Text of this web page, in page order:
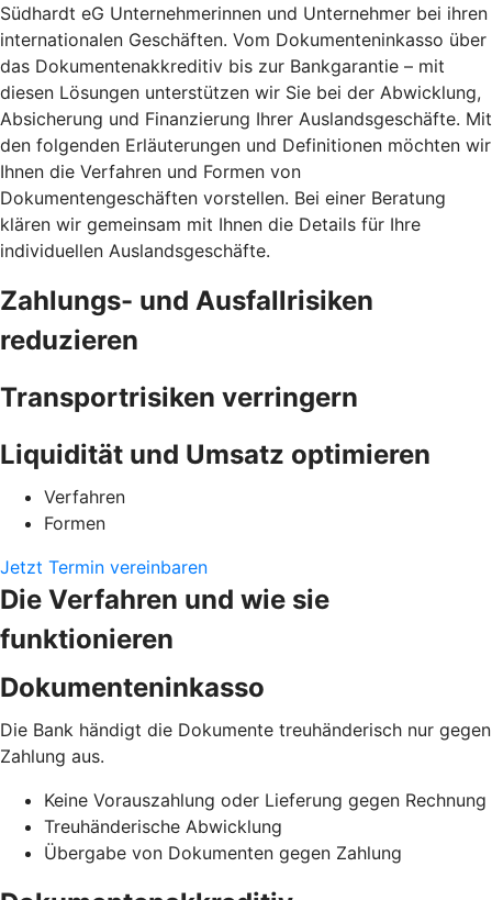
Südhardt eG Unternehmerinnen und Unternehmer bei ihren
internationalen Geschäften. Vom Dokumenteninkasso über
das Dokumentenakkreditiv bis zur Bankgarantie – mit
diesen Lösungen unterstützen wir Sie bei der Abwicklung,
Absicherung und Finanzierung Ihrer Auslandsgeschäfte. Mit
den folgenden Erläuterungen und Definitionen möchten wir
Ihnen die Verfahren und Formen von
Dokumentengeschäften vorstellen. Bei einer Beratung
klären wir gemeinsam mit Ihnen die Details für Ihre
individuellen Auslandsgeschäfte.
Zahlungs- und Ausfallrisiken
reduzieren
Transportrisiken verringern
Liquidität und Umsatz optimieren
Verfahren
Formen
Jetzt Termin vereinbaren
Die Verfahren und wie sie
funktionieren
Dokumenteninkasso
Die Bank händigt die Dokumente treuhänderisch nur gegen
Zahlung aus.
Keine Vorauszahlung oder Lieferung gegen Rechnung
Treuhänderische Abwicklung
Übergabe von Dokumenten gegen Zahlung